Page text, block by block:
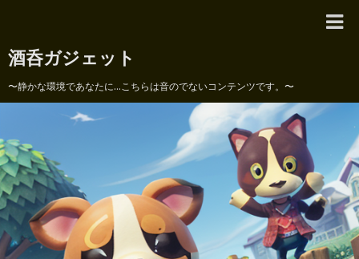
酒呑ガジェット
〜静かな環境であなたに...こちらは音のでないコンテンツです。〜